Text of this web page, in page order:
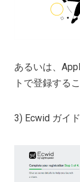
あるいは、
トで登録する
3) Ecwid ガイ